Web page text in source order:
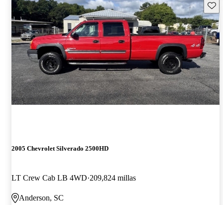
2005 Chevrolet Silverado 2500HD
LT Crew Cab LB 4WD 209,824 millas
Anderson, SC